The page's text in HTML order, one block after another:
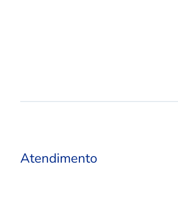
Atendimento